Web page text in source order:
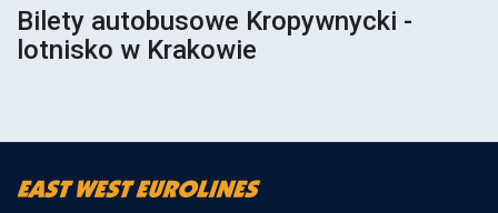
Bilety autobusowe Kropywnycki -
lotnisko w Krakowie